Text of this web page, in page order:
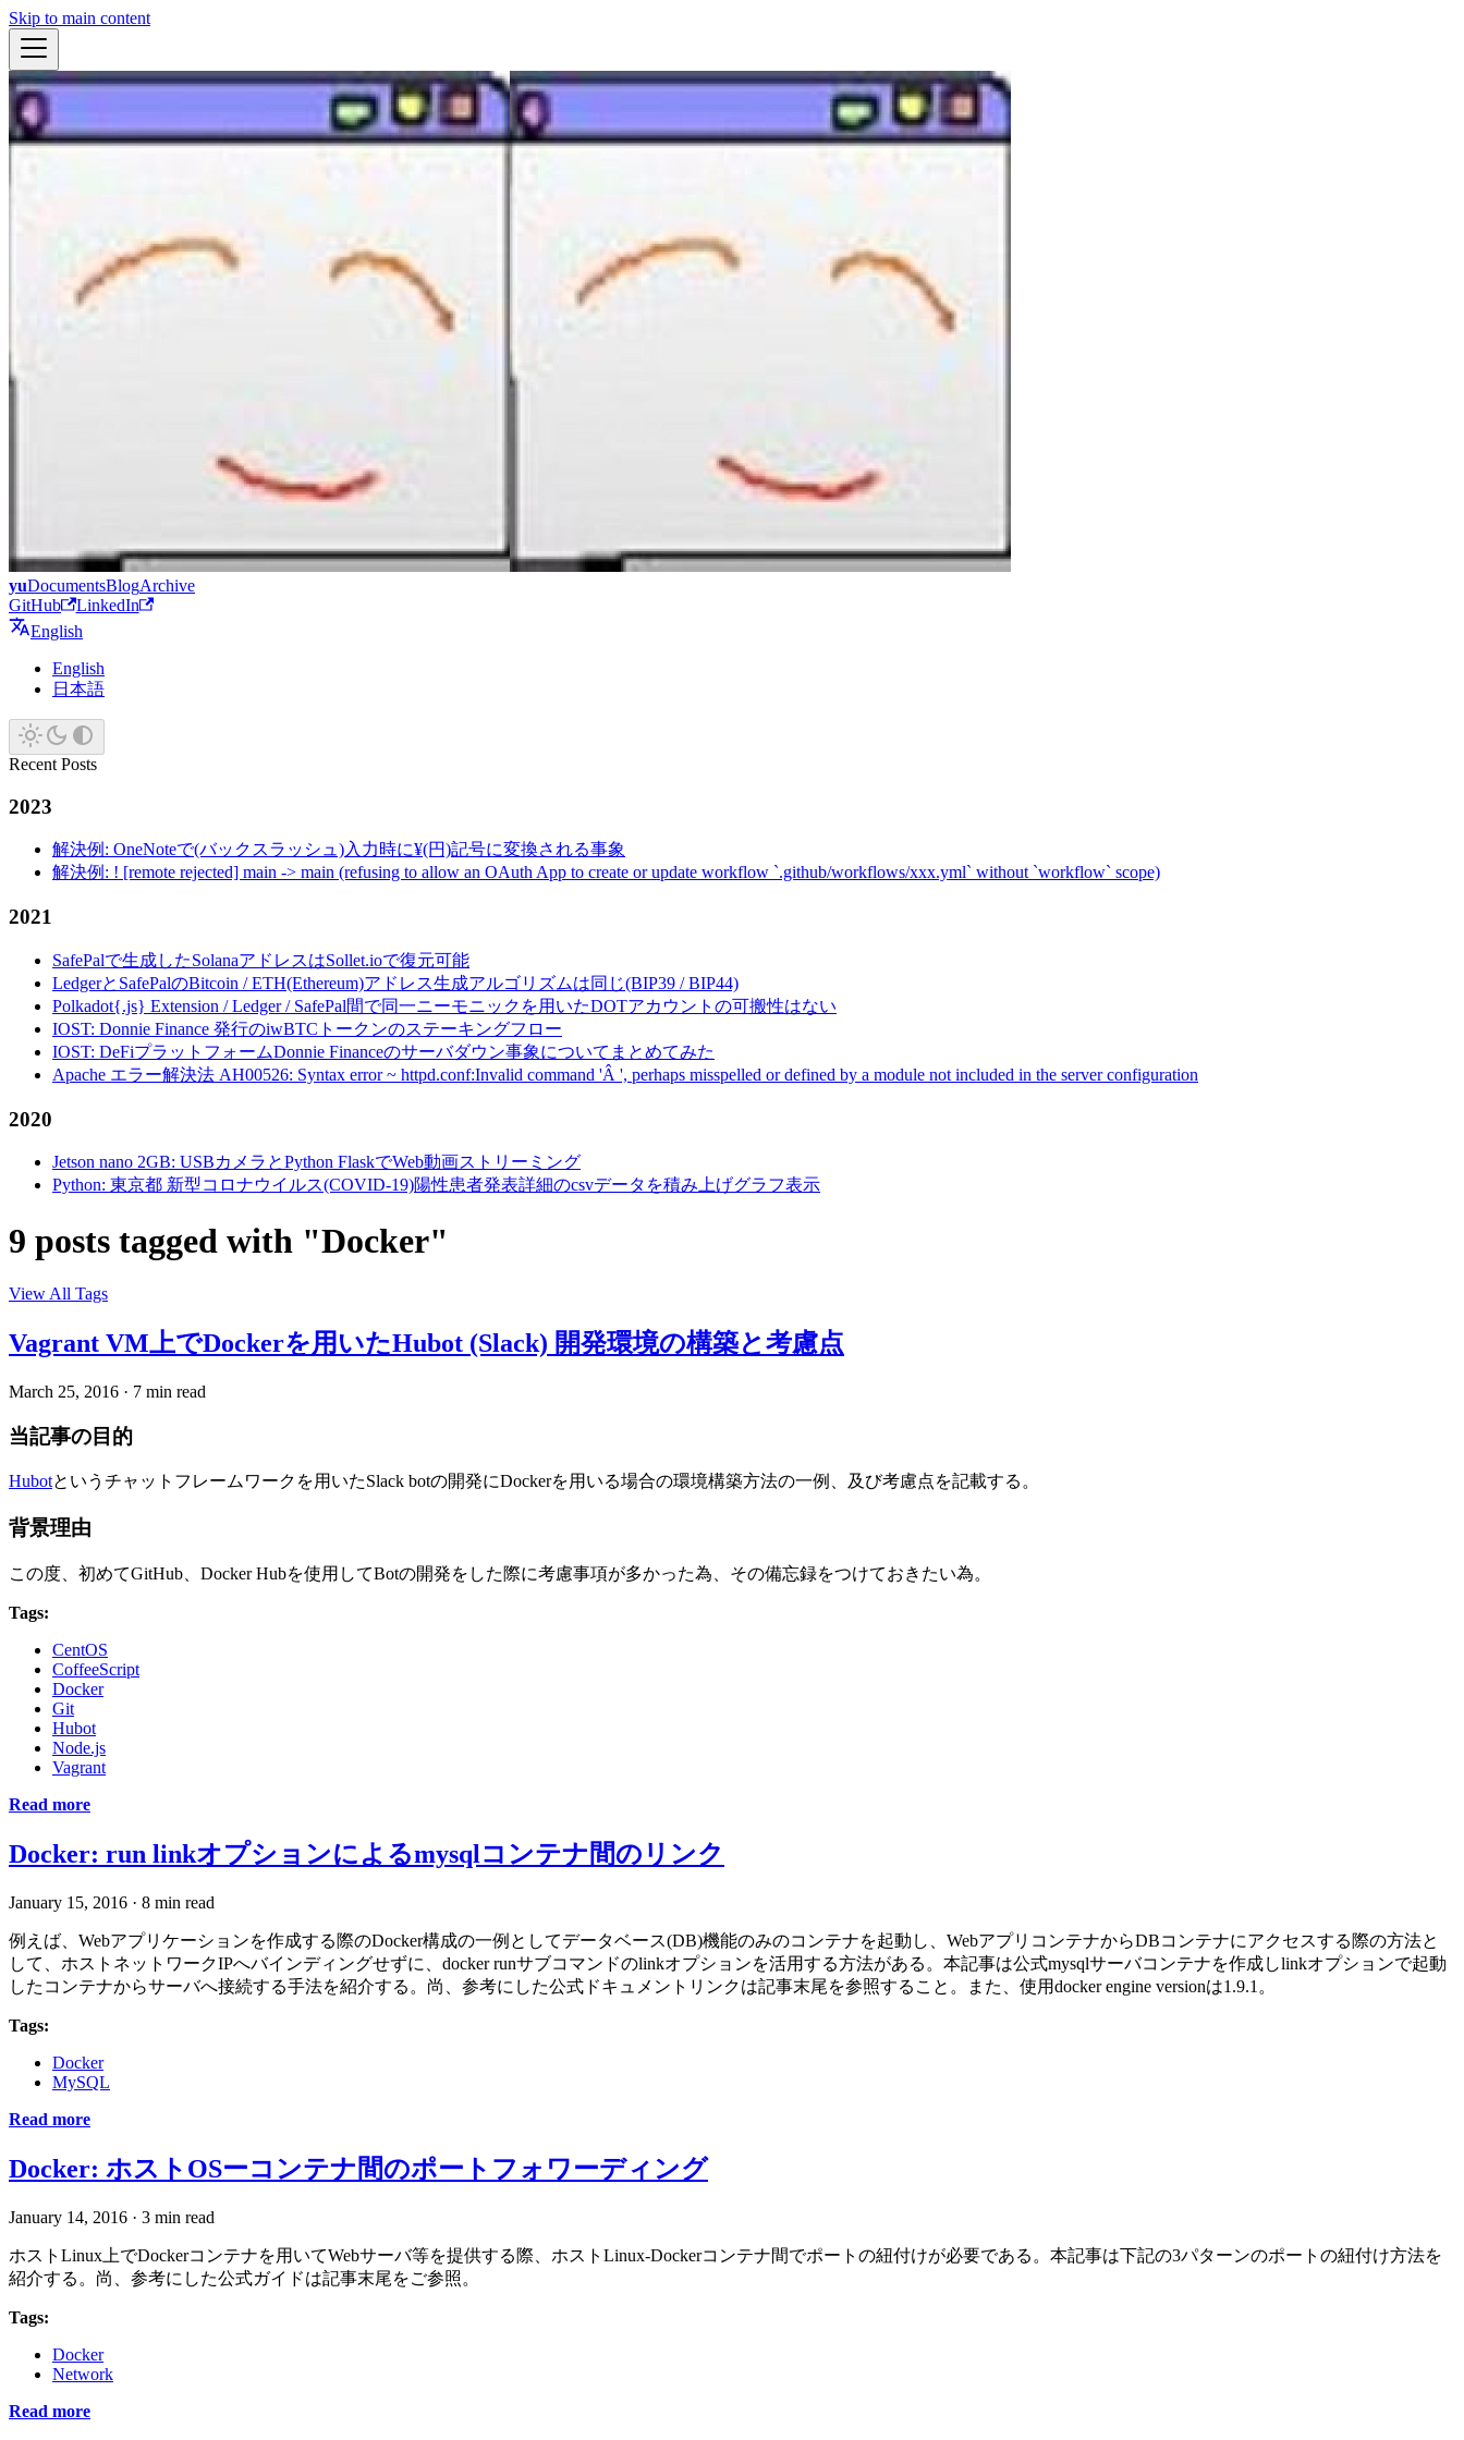
Skip to main content
yuDocumentsBlogArchive
GitHub
LinkedIn
English
English
日本語
Recent Posts
2023
解決例: OneNoteで(バックスラッシュ)入力時に¥(円)記号に変換される事象
解決例: ! [remote rejected] main -> main (refusing to allow an OAuth App to create or update workflow `.github/workflows/xxx.yml` without `workflow` scope)
2021
SafePalで生成したSolanaアドレスはSollet.ioで復元可能
LedgerとSafePalのBitcoin / ETH(Ethereum)アドレス生成アルゴリズムは同じ(BIP39 / BIP44)
Polkadot{.js} Extension / Ledger / SafePal間で同一ニーモニックを用いたDOTアカウントの可搬性はない
IOST: Donnie Finance 発行のiwBTCトークンのステーキングフロー
IOST: DeFiプラットフォームDonnie Financeのサーバダウン事象についてまとめてみた
Apache エラー解決法 AH00526: Syntax error ~ httpd.conf:Invalid command 'Â ', perhaps misspelled or defined by a module not included in the server configuration
2020
Jetson nano 2GB: USBカメラとPython FlaskでWeb動画ストリーミング
Python: 東京都 新型コロナウイルス(COVID-19)陽性患者発表詳細のcsvデータを積み上げグラフ表示
9 posts tagged with "Docker"
View All Tags
Vagrant VM上でDockerを用いたHubot (Slack) 開発環境の構築と考慮点
March 25, 2016 · 7 min read
当記事の目的
Hubotというチャットフレームワークを用いたSlack botの開発にDockerを用いる場合の環境構築方法の一例、及び考慮点を記載する。
背景理由
この度、初めてGitHub、Docker Hubを使用してBotの開発をした際に考慮事項が多かった為、その備忘録をつけておきたい為。
Tags:
CentOS
CoffeeScript
Docker
Git
Hubot
Node.js
Vagrant
Read more
Docker: run linkオプションによるmysqlコンテナ間のリンク
January 15, 2016 · 8 min read
例えば、Webアプリケーションを作成する際のDocker構成の一例としてデータベース(DB)機能のみのコンテナを起動し、WebアプリコンテナからDBコンテナにアクセスする際の方法と
して、ホストネットワークIPへバインディングせずに、docker runサブコマンドのlinkオプションを活用する方法がある。本記事は公式mysqlサーバコンテナを作成しlinkオプションで起動
したコンテナからサーバへ接続する手法を紹介する。尚、参考にした公式ドキュメントリンクは記事末尾を参照すること。また、使用docker engine versionは1.9.1。
Tags:
Docker
MySQL
Read more
Docker: ホストOSーコンテナ間のポートフォワーディング
January 14, 2016 · 3 min read
ホストLinux上でDockerコンテナを用いてWebサーバ等を提供する際、ホストLinux-Dockerコンテナ間でポートの紐付けが必要である。本記事は下記の3パターンのポートの紐付け方法を
紹介する。尚、参考にした公式ガイドは記事末尾をご参照。
Tags:
Docker
Network
Read more